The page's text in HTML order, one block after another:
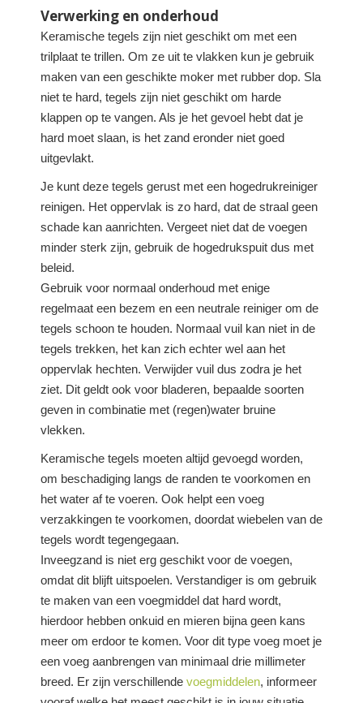
Verwerking en onderhoud
Keramische tegels zijn niet geschikt om met een
trilplaat te trillen. Om ze uit te vlakken kun je gebruik
maken van een geschikte moker met rubber dop. Sla
niet te hard, tegels zijn niet geschikt om harde
klappen op te vangen. Als je het gevoel hebt dat je
hard moet slaan, is het zand eronder niet goed
uitgevlakt.
Je kunt deze tegels gerust met een hogedrukreiniger
reinigen. Het oppervlak is zo hard, dat de straal geen
schade kan aanrichten. Vergeet niet dat de voegen
minder sterk zijn, gebruik de hogedrukspuit dus met
beleid.
Gebruik voor normaal onderhoud met enige
regelmaat een bezem en een neutrale reiniger om de
tegels schoon te houden. Normaal vuil kan niet in de
tegels trekken, het kan zich echter wel aan het
oppervlak hechten. Verwijder vuil dus zodra je het
ziet. Dit geldt ook voor bladeren, bepaalde soorten
geven in combinatie met (regen)water bruine
vlekken.
Keramische tegels moeten altijd gevoegd worden,
om beschadiging langs de randen te voorkomen en
het water af te voeren. Ook helpt een voeg
verzakkingen te voorkomen, doordat wiebelen van de
tegels wordt tegengegaan.
Inveegzand is niet erg geschikt voor de voegen,
omdat dit blijft uitspoelen. Verstandiger is om gebruik
te maken van een voegmiddel dat hard wordt,
hierdoor hebben onkuid en mieren bijna geen kans
meer om erdoor te komen. Voor dit type voeg moet je
een voeg aanbrengen van minimaal drie millimeter
breed. Er zijn verschillende voegmiddelen, informeer